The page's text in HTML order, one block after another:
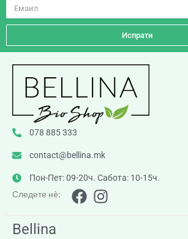
Испрати
078 885 333
contact@bellina.mk
Пон-Пет: 09-20ч. Сабота: 10-15ч.
Следете нè:
Bellina